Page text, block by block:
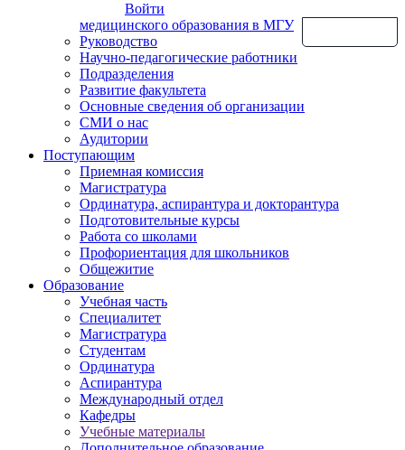
Войти
медицинского образования в МГУ
Руководство
Научно-педагогические работники
Подразделения
Развитие факультета
Основные сведения об организации
СМИ о нас
Аудитории
Поступающим
Приемная комиссия
Магистратура
Ординатура, аспирантура и докторантура
Подготовительные курсы
Работа со школами
Профориентация для школьников
Общежитие
Образование
Учебная часть
Специалитет
Магистратура
Студентам
Ординатура
Аспирантура
Международный отдел
Кафедры
Учебные материалы